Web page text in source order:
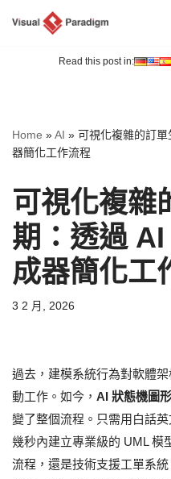
Read this post in:
Home »AI » 可視化複雜的訂
器簡化工作流程
可視化複雜
期：透過
成器簡化工
3 2 月, 2026
過去，建模系統行為對軟體
動工作。如今， AI 狀態機圖
變了整個流程。只需用白話
幾秒內建立專業級的 UML 模
流程，還是技術支援工單系